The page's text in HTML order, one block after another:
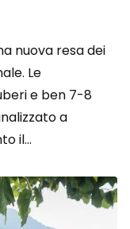
nuova resa dei
Le
e ben 7-8
a
il...